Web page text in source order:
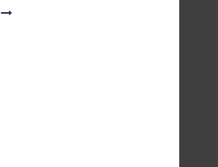
GIORNALISTI,